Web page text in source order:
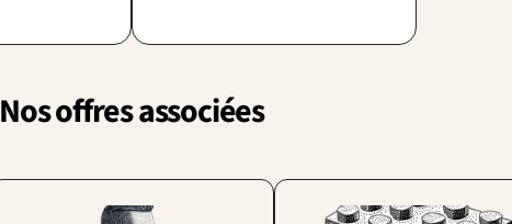
l'inconnu.
Nos offres associées